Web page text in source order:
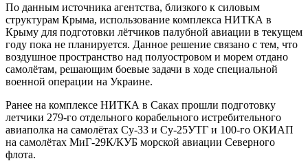
По данным источника агентства, близкого к силовым
структурам Крыма, использование комплекса НИТКА в
Крыму для подготовки лётчиков палубной авиации в текущем
году пока не планируется. Данное решение связано с тем, что
воздушное пространство над полуостровом и морем отдано
самолётам, решающим боевые задачи в ходе специальной
военной операции на Украине.
Ранее на комплексе НИТКА в Саках прошли подготовку
летчики 279-го отдельного корабельного истребительного
авиаполка на самолётах Су-33 и Су-25УТГ и 100-го ОКИАП
на самолётах МиГ-29К/КУБ морской авиации Северного
флота.